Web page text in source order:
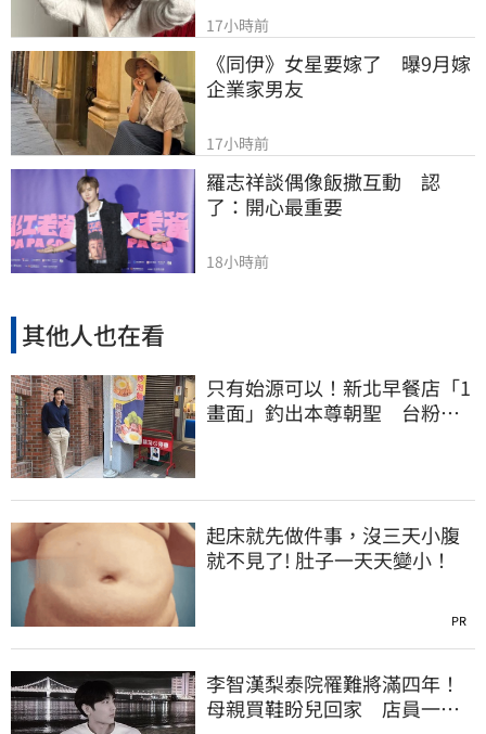
17小時前
《同伊》女星要嫁了　曝9月嫁
企業家男友
17小時前
羅志祥談偶像飯撒互動　認
了：開心最重要
18小時前
其他人也在看
只有始源可以！新北早餐店「1
畫面」釣出本尊朝聖 台粉嚇
起床就先做件事，沒三天小腹
就不見了! 肚子一天天變小！
PR
李智漢梨泰院罹難將滿四年！
母親買鞋盼兒回家 店員一句